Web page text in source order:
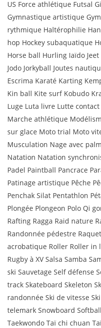
US Force athlétique Futsal
Gymnastique artistique
rythmique Haltérophilie
hop Hockey subaquatique
Horse ball Hurling Iaïdo
Jodo Jorkyball Joutes
Escrima Karaté Karting
Kin ball Kite surf Kobudo
Luge Luta livre Lutte
Marche athlétique
sur glace Moto trial Moto
Musculation Nage avec
Natation Natation
Padel Paintball Pancrace
Patinage artistique Pêche
Penchak Silat Pentathlon
Plongée Plongeon Polo Qi
Rafting Ragga Raid nature
Randonnée pédestre
acrobatique Roller Roller in
Rugby à XV Salsa Samba
ski Sauvetage Self défense
track Skateboard Skeleton
randonnée Ski de vitesse
telemark Snowboard
Taekwondo Taï chi chuan